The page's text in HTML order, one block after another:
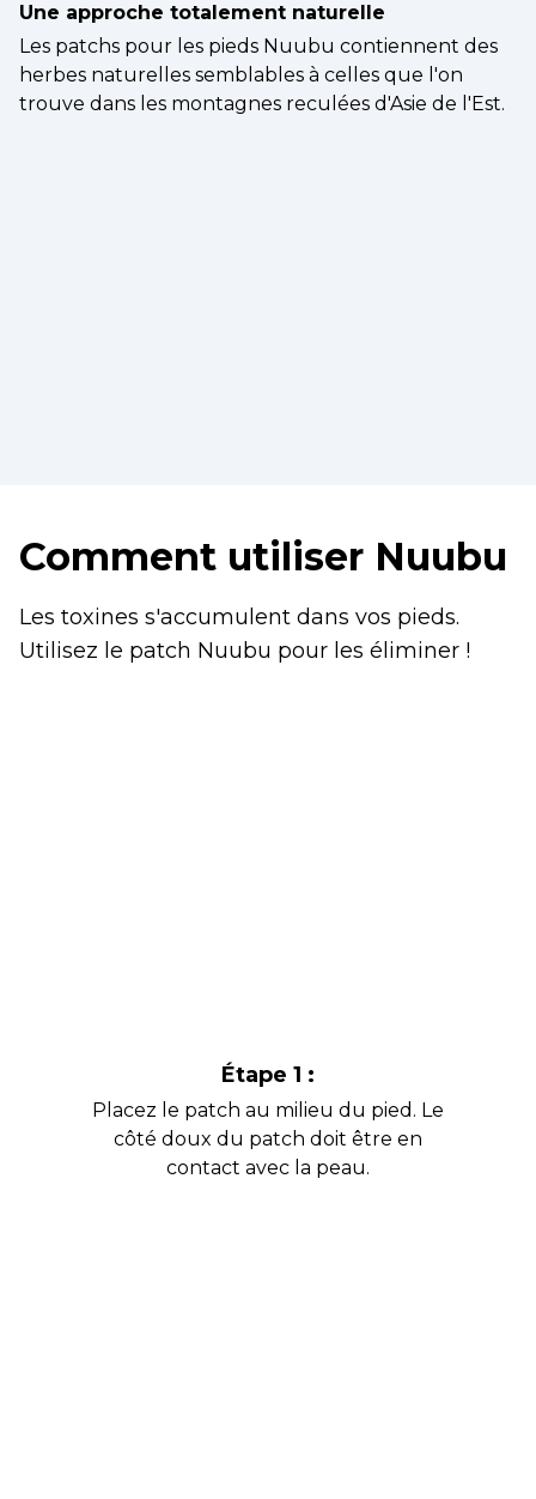
Une approche totalement naturelle
Les patchs pour les pieds Nuubu contiennent des
herbes naturelles semblables à celles que l'on
trouve dans les montagnes reculées d'Asie de l'Est.
Comment utiliser Nuubu
Les toxines s'accumulent dans vos pieds.
Utilisez le patch Nuubu pour les éliminer !
Étape 1 :
Placez le patch au milieu du pied. Le
côté doux du patch doit être en
contact avec la peau.